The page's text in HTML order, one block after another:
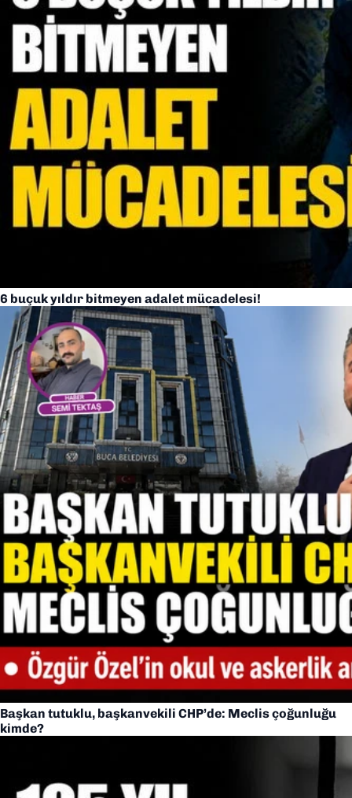
6 buçuk yıldır bitmeyen adalet mücadelesi!
Başkan tutuklu, başkanvekili CHP’de: Meclis çoğunluğu
kimde?